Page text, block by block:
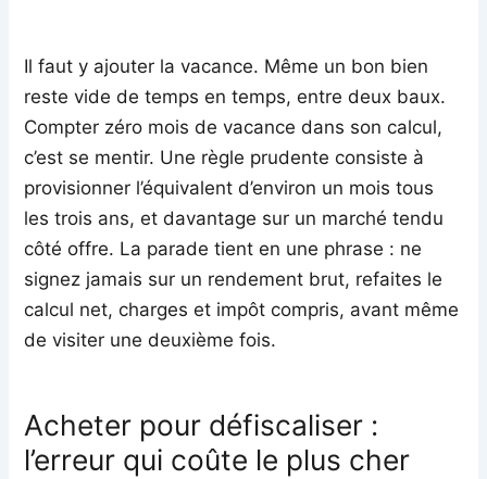
Il faut y ajouter la vacance. Même un bon bien
reste vide de temps en temps, entre deux baux.
Compter zéro mois de vacance dans son calcul,
c’est se mentir. Une règle prudente consiste à
provisionner l’équivalent d’environ un mois tous
les trois ans, et davantage sur un marché tendu
côté offre. La parade tient en une phrase : ne
signez jamais sur un rendement brut, refaites le
calcul net, charges et impôt compris, avant même
de visiter une deuxième fois.
Acheter pour défiscaliser :
l’erreur qui coûte le plus cher